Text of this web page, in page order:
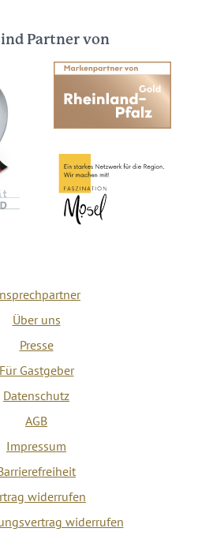
Partner von
Über uns
Presse
Für Gastgeber
Datenschutz
AGB
Impressum
widerrufen
widerrufen